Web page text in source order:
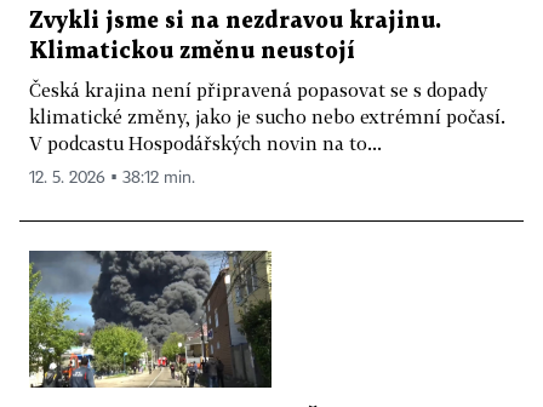
Zvykli jsme si na nezdravou krajinu.
Klimatickou změnu neustojí
Česká krajina není připravená popasovat se s dopady
klimatické změny, jako je sucho nebo extrémní počasí.
V podcastu Hospodářských novin na to...
12. 5. 2026 ▪ 38:12 min.